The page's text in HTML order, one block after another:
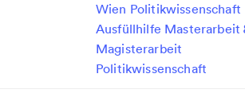
Wien Politikwissenschaft
Ausfüllhilfe Masterarbeit
Magisterarbeit
Politikwissenschaft